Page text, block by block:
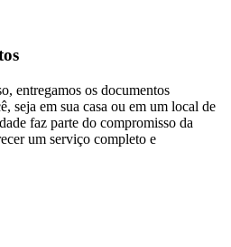
entregamos os documentos
seja em sua casa ou em um local de
faz parte do compromisso da
um serviço completo e